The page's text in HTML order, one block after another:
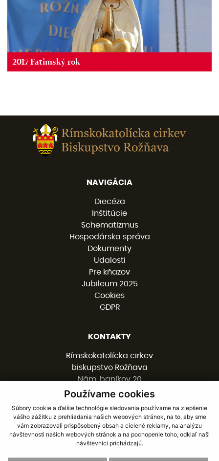
Používame cookies
Súbory cookie a ďalšie technológie sledovania používame na zlepšenie
vášho zážitku z prehliadania našich webových stránok, na to, aby sme
vám zobrazovali prispôsobený obsah a cielené reklamy, na analýzu
návštevnosti našich webových stránok a na pochopenie toho, odkiaľ naši
návštevníci prichádzajú.
2017 Fatimský rok
NAVIGÁCIA
Diecéza
Inštitúcie
Schematizmus
Hospodárska správa
Dokumenty
Udalosti
Pre kňazov
Jubileum 2025
Cookies
GDPR
KONTAKTY
Rímskokatolícka cirkev
biskupstvo Rožňava
Nám. baníkov 20
048 01 ROŽŇAVA
058 / 78 77 201
kancelaria@burv.sk